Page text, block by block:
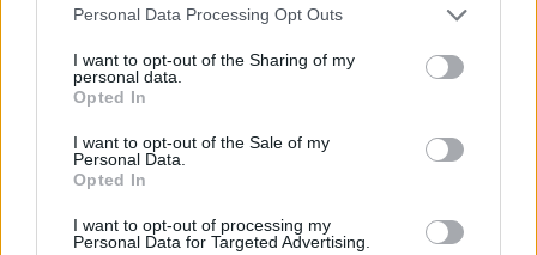
Personal Data Processing Opt Outs
I want to opt-out of the Sharing of my
personal data.
Opted In
I want to opt-out of the Sale of my
Personal Data.
Opted In
I want to opt-out of processing my
Personal Data for Targeted Advertising.
ΤΕΡΜΑ ΚΑΡΑΪΣΚΑΚΗ, ΑΓ. ΓΕΩΡΓΙΟΣ
Τηλέφωνo: 2710233061
Email: epas.tripoli@dypa.gov.gr